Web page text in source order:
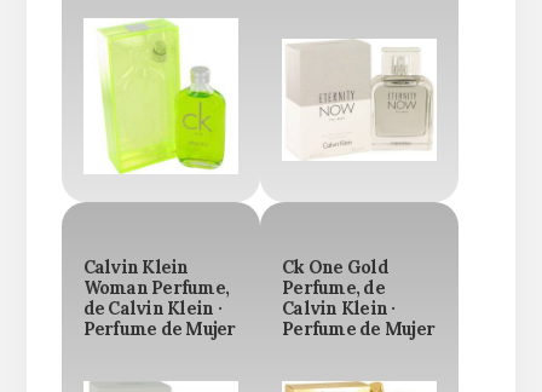
Calvin Klein
Woman Perfume,
de Calvin Klein ·
Perfume de Mujer
Ck One Gold
Perfume, de
Calvin Klein ·
Perfume de Mujer